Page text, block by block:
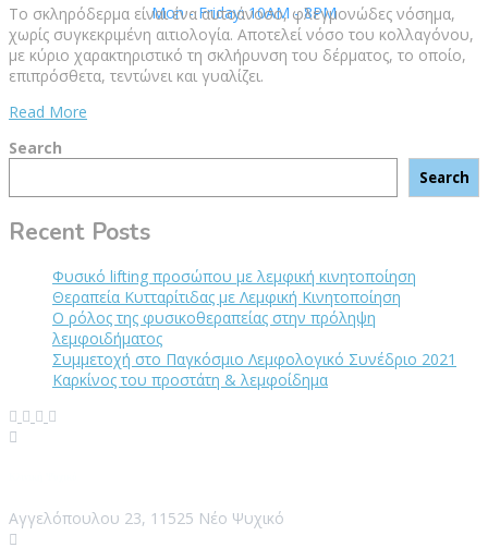
Mon - Friday: 10AM - 8PM
Το σκληρόδερμα είναι ένα αυτοάνοσο, φλεγμονώδες νόσημα,
χωρίς συγκεκριμένη αιτιολογία. Αποτελεί νόσο του κολλαγόνου,
με κύριο χαρακτηριστικό τη σκλήρυνση του δέρματος, το οποίο,
επιπρόσθετα, τεντώνει και γυαλίζει.
Read More
Search
Search
Recent Posts
Φυσικό lifting προσώπου με λεμφική κινητοποίηση
Θεραπεία Κυτταρίτιδας με Λεμφική Κινητοποίηση
Ο ρόλος της φυσικοθεραπείας στην πρόληψη
λεμφοιδήματος
Συμμετοχή στο Παγκόσμιο Λεμφολογικό Συνέδριο 2021
Καρκίνος του προστάτη & λεμφοίδημα
Αγγελόπουλου 23, 11525 Νέο Ψυχικό